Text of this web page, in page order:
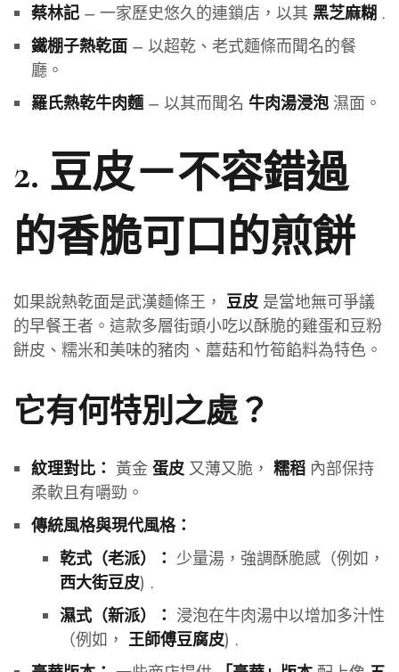
蔡林記– 一家歷史悠久的連鎖店，以其 黑芝麻糊.
鐵棚子熱乾面– 以超乾、老式麵條而聞名的餐
廳。
羅氏熱乾牛肉麵– 以其而聞名 牛肉湯浸泡濕面。
2. 豆皮－不容錯過
的香脆可口的煎餅
如果說熱乾面是武漢麵條王， 豆皮 是當地無可爭議
的早餐王者。這款多層街頭小吃以酥脆的雞蛋和豆粉
餅皮、糯米和美味的豬肉、蘑菇和竹筍餡料為特色。
它有何特別之處？
紋理對比： 黃金 蛋皮又薄又脆， 糯稻內部保持
柔軟且有嚼勁。
傳統風格與現代風格：
乾式（老派）： 少量湯，強調酥脆感（例如，
西大街豆皮) .
濕式（新派）： 浸泡在牛肉湯中以增加多汁性
（例如， 王師傅豆腐皮) .